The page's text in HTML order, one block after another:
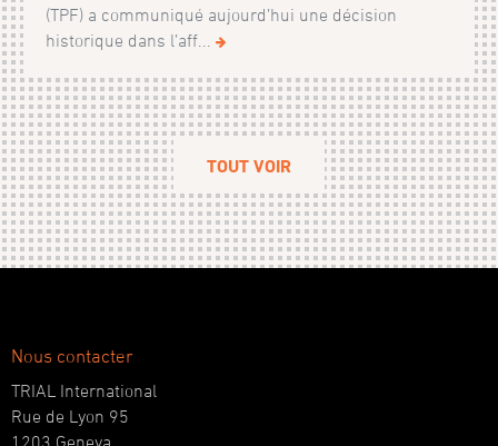
(TPF) a communiqué aujourd’hui une décision
historique dans l’aff...
TOUT VOIR
Nous contacter
TRIAL International
Rue de Lyon 95
1203 Geneva